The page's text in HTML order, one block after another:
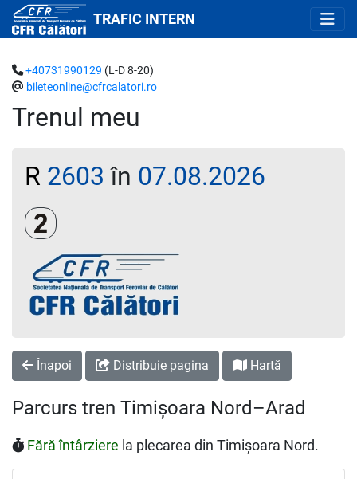
TRAFIC INTERN
Trenul meu
+40731990129 (L-D 8-20)
bileteonline@cfrcalatori.ro
R 2603 în 07.08.2026
Clasa a 2-a
Înapoi Distribuie pagina Hartă
Parcurs tren Timișoara Nord–Arad
Fără întârziere la plecarea din Timișoara Nord.